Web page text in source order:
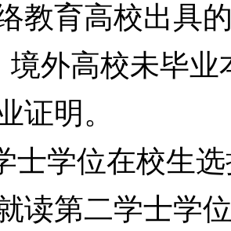
教育高校出具
外高校未毕业
证明。
士学位在校生
读第二学士学